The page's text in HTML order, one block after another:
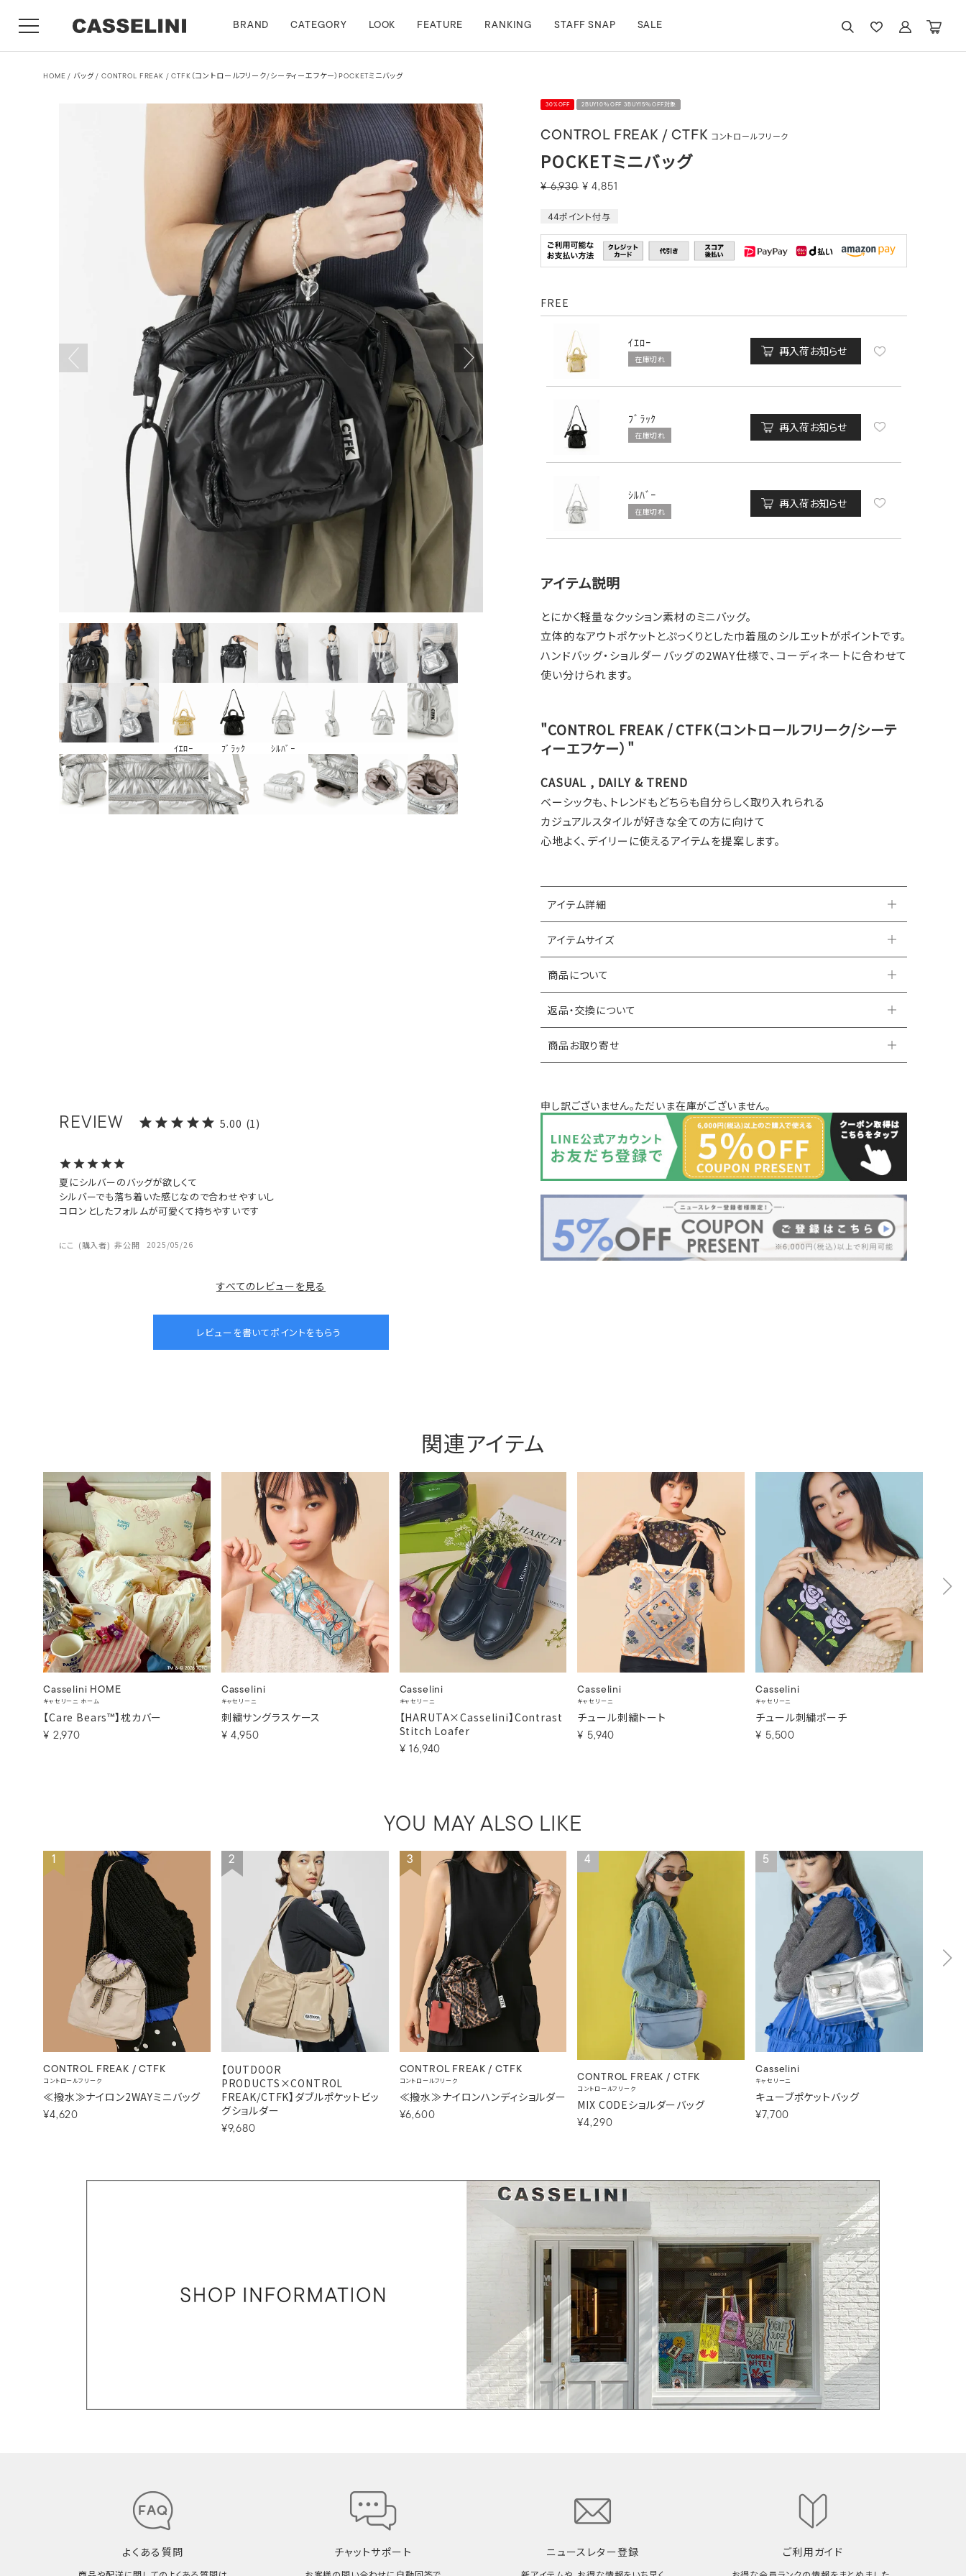
BRAND CATEGORY LOOK FEATURE RANKING STAFF SNAP SALE
HOME バッグ CONTROL FREAK / CTFK（コントロールフリーク/シーティーエフケー）POCKETミニバッグ
ｲｴﾛｰ ﾌﾞﾗｯｸ ｼﾙﾊﾞｰ
5.00 1
にこ 購入者 非公開 2025/05/26
夏にシルバーのバッグが欲しくて
シルバーでも落ち着いた感じなので合わせやすいし
コロンとしたフォルムが可愛くて持ちやすいです
すべてのレビューを見る
30%OFF 2BUY10％OFF 3BUY15％OFF対象
CONTROL FREAK / CTFK コントロールフリーク
POCKETミニバッグ
¥ 6,930 ¥ 4,851
44ポイント付与
FREE
ｲｴﾛｰ
在庫切れ
再入荷お知らせ
ﾌﾞﾗｯｸ
在庫切れ
再入荷お知らせ
ｼﾙﾊﾞｰ
在庫切れ
再入荷お知らせ
アイテム説明
とにかく軽量なクッション素材のミニバッグ。
立体的なアウトポケットとぷっくりとした巾着風のシルエットがポイントです。
ハンドバッグ・ショルダーバッグの2WAY仕様で、コーディネートに合わせて
使い分けられます。
"CONTROL FREAK / CTFK（コントロールフリーク/シーテ
ィーエフケー）"
CASUAL , DAILY & TREND
ベーシックも、トレンドもどちらも自分らしく取り入れられる
カジュアルスタイルが好きな全ての方に向けて
心地よく、デイリーに使えるアイテムを提案します。
アイテム詳細
アイテムサイズ
商品について
返品・交換について
商品お取り寄せ
申し訳ございません。ただいま在庫がございません。
関連アイテム
Casselini HOME
キャセリーニ ホーム
【Care Bears™】枕カバー
¥ 2,970
Casselini
キャセリーニ
刺繍サングラスケース
¥ 4,950
Casselini
キャセリーニ
【HARUTA×Casselini】Contrast
Stitch Loafer
¥ 16,940
Casselini
キャセリーニ
チュール刺繍トート
¥ 5,940
Casselini
キャセリーニ
チュール刺繍ポーチ
¥ 5,500
YOU MAY ALSO LIKE
1
CONTROL FREAK / CTFK
コントロールフリーク
≪撥水≫ナイロン2WAYミニバッグ
¥4,620
2
【OUTDOOR
PRODUCTS×CONTROL
FREAK/CTFK】ダブルポケットビッ
グショルダー
¥9,680
3
CONTROL FREAK / CTFK
コントロールフリーク
≪撥水≫ナイロンハンディショルダー
¥6,600
4
CONTROL FREAK / CTFK
コントロールフリーク
MIX CODEショルダーバッグ
¥4,290
5
Casselini
キャセリーニ
キューブポケットバッグ
¥7,700
よくある質問 チャットサポート ニュースレター登録 ご利用ガイド